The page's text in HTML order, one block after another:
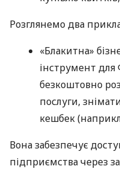
Розглянемо два
«Блакитна»
інструмент
безкоштовно
послуги,
кешбек
Вона забезпечує
підприємства через